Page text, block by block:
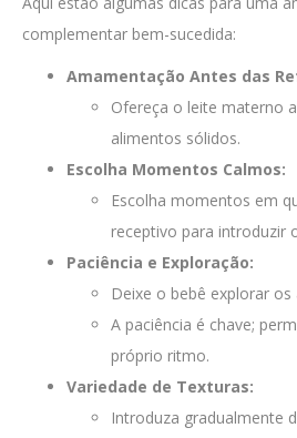
complementar bem-sucedida:
Amamentação Antes das
Ofereça o leite materno
alimentos sólidos.
Escolha Momentos Calmos:
Escolha momentos em
receptivo para introduzir
Paciência e Exploração:
Deixe o bebê explorar
A paciência é chave;
próprio ritmo.
Variedade de Texturas:
Introduza gradualmente